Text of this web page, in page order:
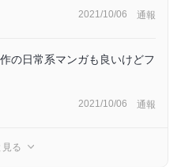
2021/10/06 通報
の日常系マンガも良いけどフ
2021/10/06 通報
見る